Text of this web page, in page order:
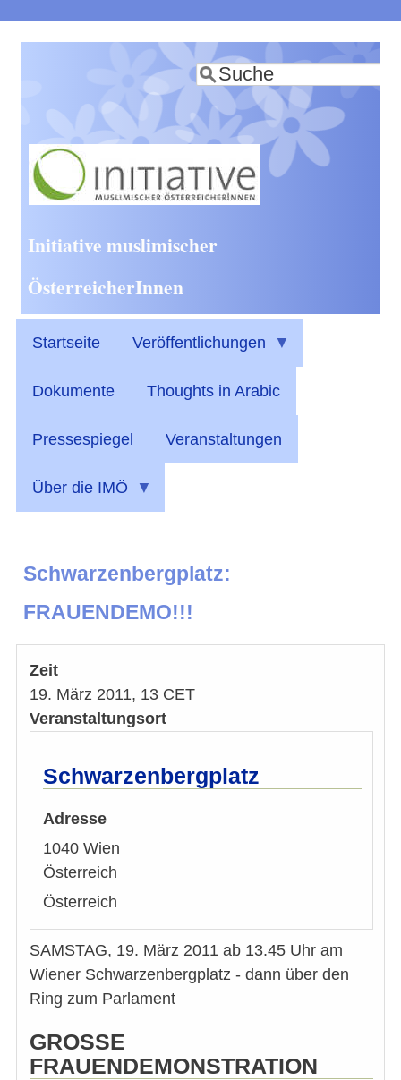
zum
Inhalt
Suche
Initiative muslimischer
ÖsterreicherInnen
Startseite Veröffentlichungen
Dokumente Thoughts in Arabic
Pressespiegel Veranstaltungen
Über die IMÖ
Schwarzenbergplatz:
FRAUENDEMO!!!
Zeit
19. März 2011, 13 CET
Veranstaltungsort
Schwarzenbergplatz
Adresse
1040 Wien
Österreich
Österreich
SAMSTAG, 19. März 2011 ab 13.45 Uhr am
Wiener Schwarzenbergplatz - dann über den
Ring zum Parlament
GROSSE
FRAUENDEMONSTRATION